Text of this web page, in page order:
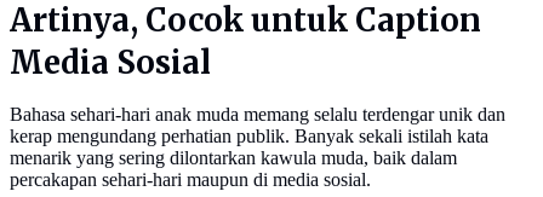
Artinya, Cocok untuk Caption
Media Sosial
Bahasa sehari-hari anak muda memang selalu terdengar unik dan
kerap mengundang perhatian publik. Banyak sekali istilah kata
menarik yang sering dilontarkan kawula muda, baik dalam
percakapan sehari-hari maupun di media sosial.